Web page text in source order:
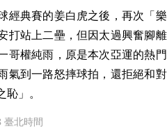
經典賽的姜白虎之後，再次「
打站上二壘，但因太過興奮腳
哥權純雨，原是本次亞運的熱
氣到一路怒摔球拍，還拒絕和
」。
臺北時間